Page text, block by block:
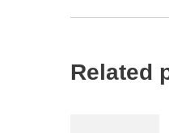
Related